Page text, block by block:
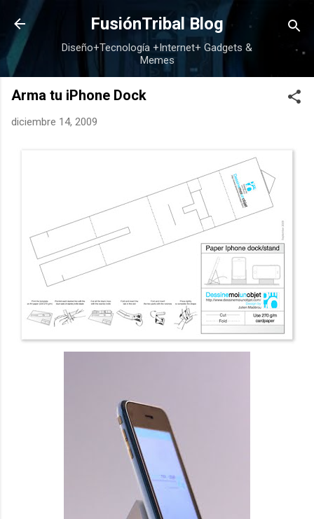
Ir al contenido principal
FusiónTribal Blog
Diseño+Tecnología +Internet+ Gadgets &
Memes
Arma tu iPhone Dock
diciembre 14, 2009